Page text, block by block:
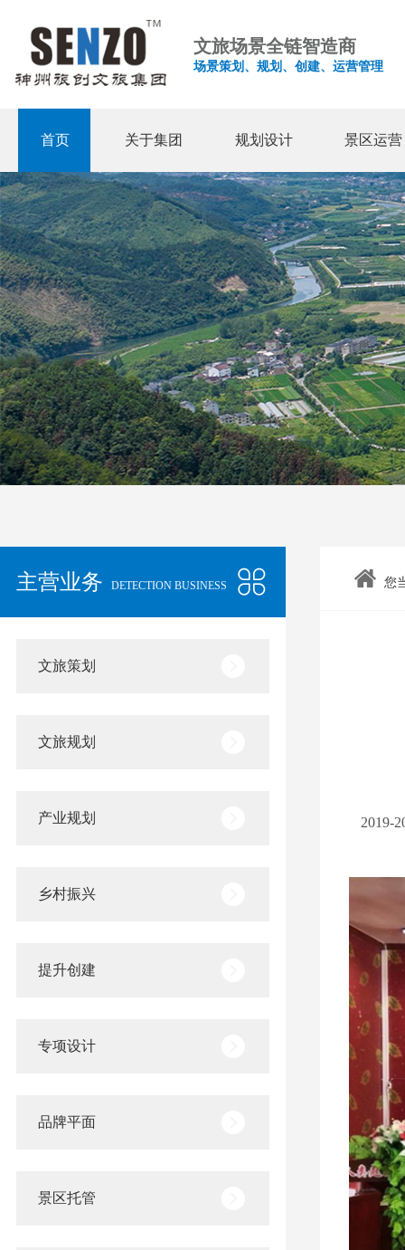
文旅场景全链智造商
场景策划、规划、创建、运营管理
首页 关于集团 规划设计 景区运营
主营业务 DETECTION BUSINESS
文旅策划
文旅规划
产业规划
乡村振兴
提升创建
专项设计
品牌平面
景区托管
您
2019-